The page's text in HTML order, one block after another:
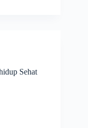
Sehat